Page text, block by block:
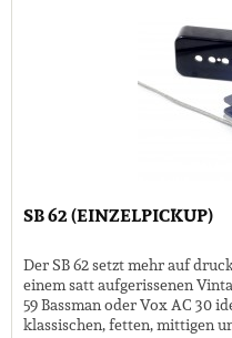
SB 62 (EINZELPICKUP)
Der SB 62 setzt mehr auf
einem satt aufgerissenen
59 Bassman oder Vox AC 30
klassischen, fetten, mittigen